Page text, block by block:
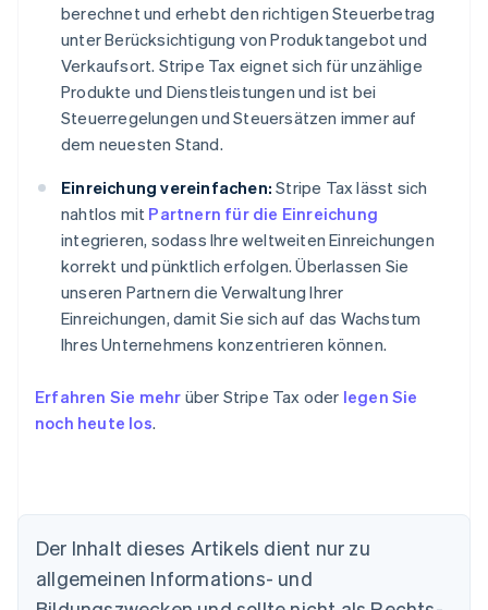
berechnet und erhebt den richtigen Steuerbetrag
unter Berücksichtigung von Produktangebot und
Verkaufsort. Stripe Tax eignet sich für unzählige
Produkte und Dienstleistungen und ist bei
Steuerregelungen und Steuersätzen immer auf
dem neuesten Stand.
Einreichung vereinfachen: Stripe Tax lässt sich
nahtlos mit Partnern für die Einreichung
integrieren, sodass Ihre weltweiten Einreichungen
korrekt und pünktlich erfolgen. Überlassen Sie
unseren Partnern die Verwaltung Ihrer
Einreichungen, damit Sie sich auf das Wachstum
Ihres Unternehmens konzentrieren können.
Erfahren Sie mehr über Stripe Tax oder legen Sie
noch heute los.
Der Inhalt dieses Artikels dient nur zu
allgemeinen Informations- und